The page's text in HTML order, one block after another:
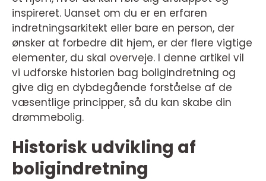
inspireret. Uanset om du er en erfaren
indretningsarkitekt eller bare en person, der
ønsker at forbedre dit hjem, er der flere vigtige
elementer, du skal overveje. I denne artikel vil
vi udforske historien bag boligindretning og
give dig en dybdegående forståelse af de
væsentlige principper, så du kan skabe din
drømmebolig.
Historisk udvikling af
boligindretning